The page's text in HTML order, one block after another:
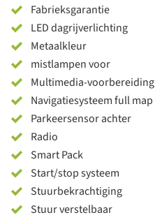
Fabrieksgarantie
LED dagrijverlichting
Metaalkleur
mistlampen voor
Multimedia-voorbereiding
Navigatiesysteem full map
Parkeersensor achter
Radio
Smart Pack
Start/stop systeem
Stuurbekrachtiging
Stuur verstelbaar